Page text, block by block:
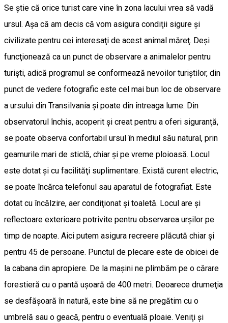
Se ştie că orice turist care vine în zona lacului vrea să vadă
ursul. Aşa că am decis că vom asigura condiţii sigure şi
civilizate pentru cei interesaţi de acest animal măreţ. Deşi
funcţionează ca un punct de observare a animalelor pentru
turişti, adică programul se conformează nevoilor turiştilor, din
punct de vedere fotografic este cel mai bun loc de observare
a ursului din Transilvania şi poate din întreaga lume. Din
observatorul închis, acoperit şi creat pentru a oferi siguranţă,
se poate observa confortabil ursul în mediul său natural, prin
geamurile mari de sticlă, chiar şi pe vreme ploioasă. Locul
este dotat şi cu facilităţi suplimentare. Există curent electric,
se poate încărca telefonul sau aparatul de fotografiat. Este
dotat cu încălzire, aer condiţionat şi toaletă. Locul are şi
reflectoare exterioare potrivite pentru observarea urşilor pe
timp de noapte. Aici putem asigura recreere plăcută chiar şi
pentru 45 de persoane. Punctul de plecare este de obicei de
la cabana din apropiere. De la mașini ne plimbăm pe o cărare
forestieră cu o pantă ușoară de 400 metri. Deoarece drumeţia
se desfăşoară în natură, este bine să ne pregătim cu o
umbrelă sau o geacă, pentru o eventuală ploaie. Veniţi şi